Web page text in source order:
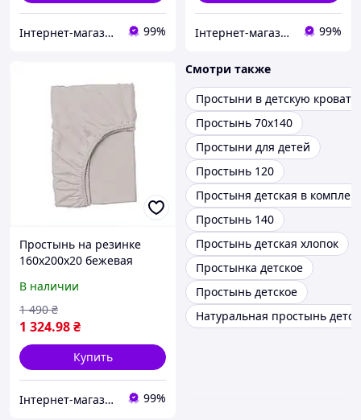
Інтернет-магазин SaleX 99% Інтернет-магазин SaleX 99%
Простынь на резинке
160х200х20 бежевая
769T2A60B4
В наличии
1 324.98₴
1 490 ₴
Купить
Інтернет-магазин SaleX 99%
Смотри также
Простыни в детскую
Простынь 70х140
Простыни для детей
Простынь 120
Простыня детская в
Простынь 140
Простынь детская хлопок
Простынка детское
Простынь детское
Натуральная простынь